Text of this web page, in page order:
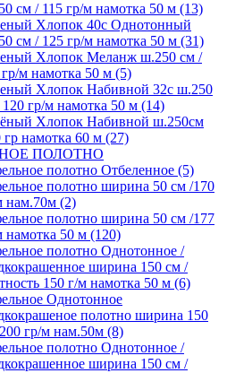
см / 115 гр/м намотка 50 м (13)
Хлопок 40с Однотонный
см / 125 гр/м намотка 50 м (31)
Хлопок Меланж ш.250 см /
гр/м намотка 50 м (5)
Хлопок Набивной 32с ш.250
гр/м намотка 50 м (14)
Хлопок Набивной ш.250см
гр намотка 60 м (27)
ПОЛОТНО
полотно Отбеленное (5)
полотно ширина 50 см /170
нам.70м (2)
полотно ширина 50 см /177
намотка 50 м (120)
полотно Однотонное /
ширина 150 см /
150 г/м намотка 50 м (6)
Однотонное
полотно ширина 150
гр/м нам.50м (8)
полотно Однотонное /
ширина 150 см /